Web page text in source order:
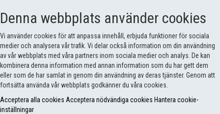
Denna webbplats använder cookies
Vi använder cookies för att anpassa innehåll, erbjuda funktioner för sociala
medier och analysera vår trafik. Vi delar också information om din användning
av vår webbplats med våra partners inom sociala medier och analys. De kan
kombinera denna information med annan information som du har gett dem
eller som de har samlat in genom din användning av deras tjänster. Genom att
fortsätta använda vår webbplats godkänner du våra cookies.
Acceptera alla cookies Acceptera nödvändiga cookies Hantera cookie-
inställningar